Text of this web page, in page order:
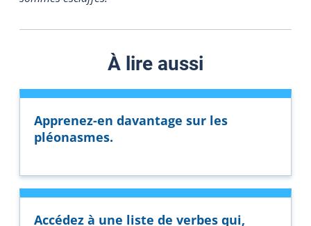
À lire aussi
Apprenez-en davantage sur les
pléonasmes.
Accédez à une liste de verbes qui,